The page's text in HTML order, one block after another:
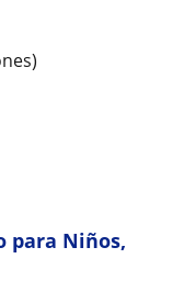
para Niños,